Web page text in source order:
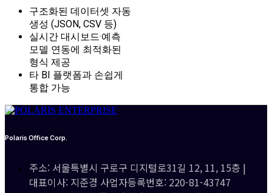
구조화된 데이터셋 자동
생성 (JSON, CSV 등)
실시간 대시보드·예측
모델 연동에 최적화된
형식 제공
타 BI 플랫폼과 손쉽게
통합 가능
Polaris Office Corp.
주소: 서울특별시 구로구 디지털로31길 12, 11, 15층 |
대표이사: 지준경 사업자등록번호: 220-81-43747